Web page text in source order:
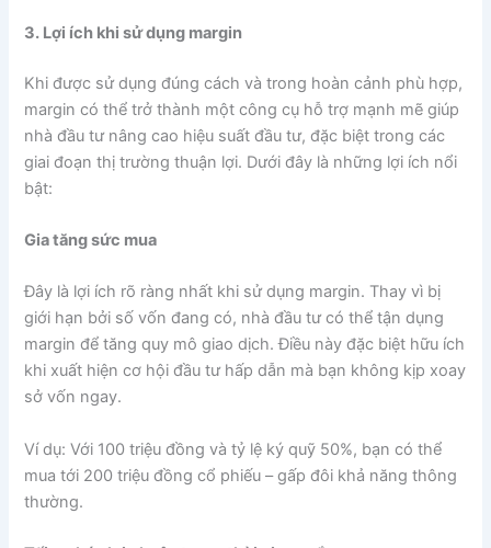
3. Lợi ích khi sử dụng margin
Khi được sử dụng đúng cách và trong hoàn cảnh phù hợp,
margin có thể trở thành một công cụ hỗ trợ mạnh mẽ giúp
nhà đầu tư nâng cao hiệu suất đầu tư, đặc biệt trong các
giai đoạn thị trường thuận lợi. Dưới đây là những lợi ích nổi
bật:
Gia tăng sức mua
Đây là lợi ích rõ ràng nhất khi sử dụng margin. Thay vì bị
giới hạn bởi số vốn đang có, nhà đầu tư có thể tận dụng
margin để tăng quy mô giao dịch. Điều này đặc biệt hữu ích
khi xuất hiện cơ hội đầu tư hấp dẫn mà bạn không kịp xoay
sở vốn ngay.
Ví dụ: Với 100 triệu đồng và tỷ lệ ký quỹ 50%, bạn có thể
mua tới 200 triệu đồng cổ phiếu – gấp đôi khả năng thông
thường.